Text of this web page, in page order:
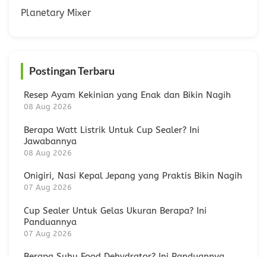
Planetary Mixer
Postingan Terbaru
Resep Ayam Kekinian yang Enak dan Bikin Nagih
08 Aug 2026
Berapa Watt Listrik Untuk Cup Sealer? Ini
Jawabannya
08 Aug 2026
Onigiri, Nasi Kepal Jepang yang Praktis Bikin Nagih
07 Aug 2026
Cup Sealer Untuk Gelas Ukuran Berapa? Ini
Panduannya
07 Aug 2026